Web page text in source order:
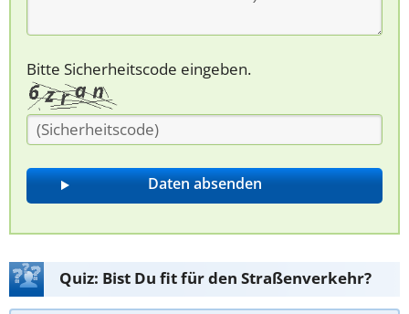
Bitte Sicherheitscode eingeben.
Quiz: Bist Du fit für den Straßenverkehr?